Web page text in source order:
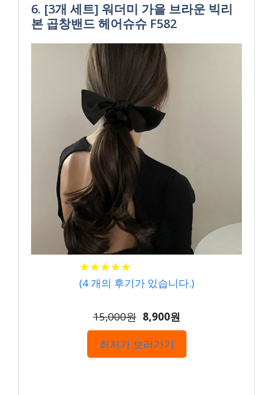
6. [3개 세트] 워더미 가을 브라운 빅리
본 곱창밴드 헤어슈슈 F582
★★★★★
★★★★★
(4개의 후기가 있습니다.)
15,000원 8,900원
최저가 보러가기